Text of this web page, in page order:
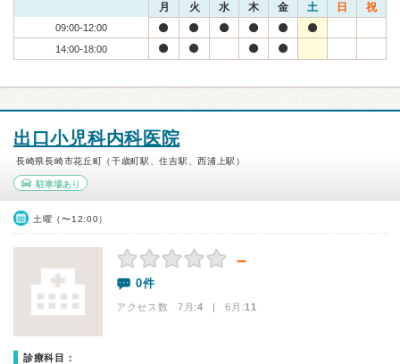
月 火 水 木 金 土 日 祝
09:00-12:00
14:00-18:00
出口小児科内科医院
長崎県長崎市花丘町（千歳町駅、住吉駅、西浦上駅）
駐車場あり
土曜（〜12:00）
－
0件
アクセス数 7月:4 | 6月:11
診療科目：